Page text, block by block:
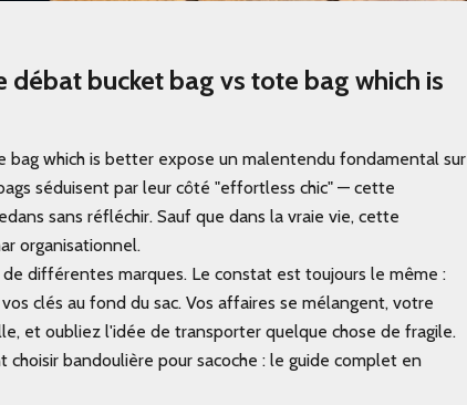
débat bucket bag vs tote bag which is
bag which is better expose un malentendu fondamental sur
séduisent par leur côté "effortless chic" — cette
sans réfléchir. Sauf que dans la vraie vie, cette
organisationnel.
différentes marques. Le constat est toujours le même :
clés au fond du sac. Vos affaires se mélangent, votre
et oubliez l'idée de transporter quelque chose de fragile.
choisir bandoulière pour sacoche : le guide complet en